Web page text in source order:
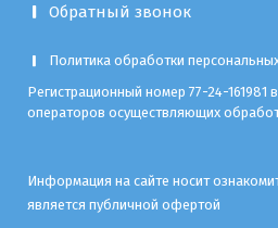
Обратный звонок
Политика обработки
Регистрационный номер 77-24-161981
операторов осуществляющих
Информация на сайте носит
является публичной офертой